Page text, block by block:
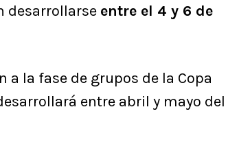
desarrollarse entre el 4 y 6 de
a la fase de grupos de la Copa
entre abril y mayo del